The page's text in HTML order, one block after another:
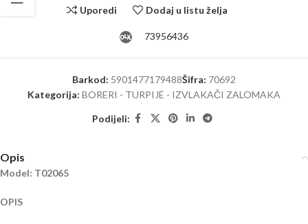
Uporedi Dodaj u listu želja
73956436
Barkod: 5901477179488Šifra: 70692
Kategorija: BORERI - TURPIJE - IZVLAKAČI ZALOMAKA
Podijeli:
Opis
Model: T02065
OPIS